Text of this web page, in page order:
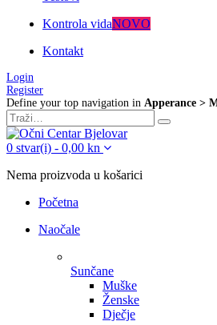
Kontrola vidaNOVO
Kontakt
Login
Register
Define your top navigation in Apperance >
0 stvar(i) - 0,00 kn
Nema proizvoda u košarici
Početna
Naočale
Sunčane
Muške
Ženske
Dječje